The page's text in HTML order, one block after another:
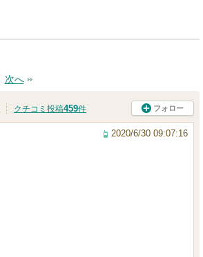
次へ
クチコミ投稿459件 フォロー
2020/6/30 09:07:16